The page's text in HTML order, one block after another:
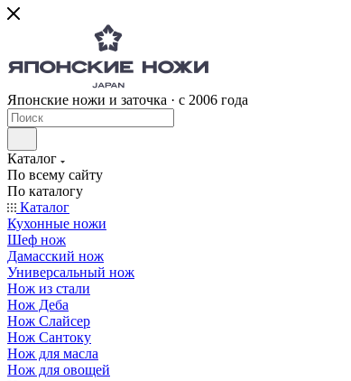
Японские ножи и заточка · с 2006 года
Каталог
По всему сайту
По каталогу
Каталог
Кухонные ножи
Шеф нож
Дамасский нож
Универсальный нож
Нож из стали
Нож Деба
Нож Слайсер
Нож Сантоку
Нож для масла
Нож для овощей